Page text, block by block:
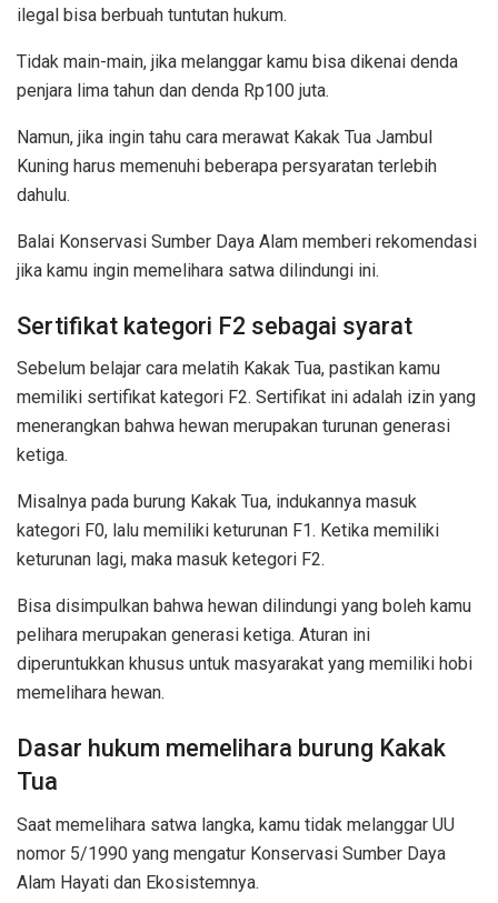
ilegal bisa berbuah tuntutan hukum.
Tidak main-main, jika melanggar kamu bisa dikenai denda
penjara lima tahun dan denda Rp100 juta.
Namun, jika ingin tahu cara merawat Kakak Tua Jambul
Kuning harus memenuhi beberapa persyaratan terlebih
dahulu.
Balai Konservasi Sumber Daya Alam memberi rekomendasi
jika kamu ingin memelihara satwa dilindungi ini.
Sertifikat kategori F2 sebagai syarat
Sebelum belajar cara melatih Kakak Tua, pastikan kamu
memiliki sertifikat kategori F2. Sertifikat ini adalah izin yang
menerangkan bahwa hewan merupakan turunan generasi
ketiga.
Misalnya pada burung Kakak Tua, indukannya masuk
kategori F0, lalu memiliki keturunan F1. Ketika memiliki
keturunan lagi, maka masuk ketegori F2.
Bisa disimpulkan bahwa hewan dilindungi yang boleh kamu
pelihara merupakan generasi ketiga. Aturan ini
diperuntukkan khusus untuk masyarakat yang memiliki hobi
memelihara hewan.
Dasar hukum memelihara burung Kakak
Tua
Saat memelihara satwa langka, kamu tidak melanggar UU
nomor 5/1990 yang mengatur Konservasi Sumber Daya
Alam Hayati dan Ekosistemnya.